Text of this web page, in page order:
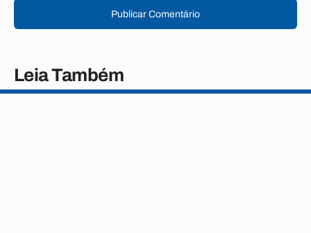
Publicar Comentário
Leia Também